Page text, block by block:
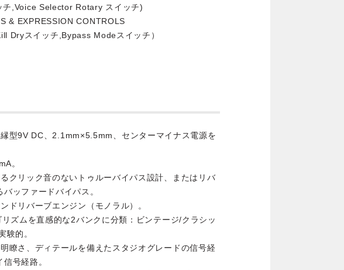
,Voice Selector Rotary スイッチ)
& EXPRESSION CONTROLS
Dryスイッチ,Bypass Modeスイッチ）
型9V DC、2.1mm×5.5mm、センターマイナス電源を
。
クリック音のないトゥルーバイパス設計、またはリバ
ッファードバイパス。
ドリバーブエンジン（モノラル）。
ズムを直感的な2バンクに分類：ビンテージ/クラシッ
験的。
瞭さ、ディテールを備えたスタジオグレードの信号経
号経路。